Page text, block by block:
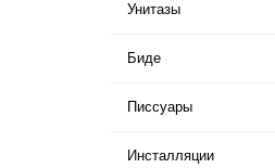
Унитазы
Биде
Писсуары
Инсталляции